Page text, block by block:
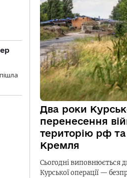
Два роки
перенесення
територію рф
Кремля
Сьогодні виповнюється
Курської операції —